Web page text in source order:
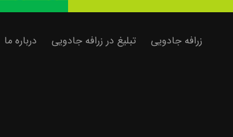
زرافه جادویی تبلیغ در زرافه جادویی درباره ما